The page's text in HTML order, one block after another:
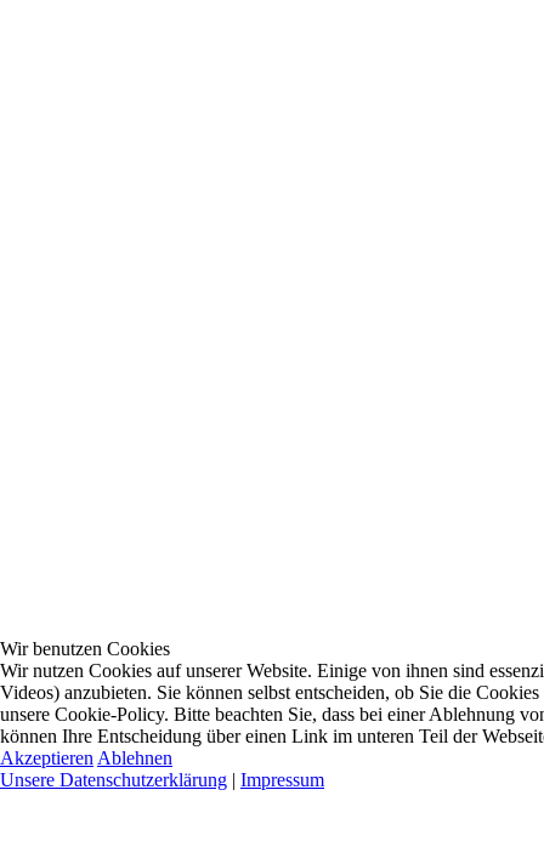
Wir benutzen Cookies
Wir nutzen Cookies auf unserer Website. Einige von ihnen sind
Videos) anzubieten. Sie können selbst entscheiden, ob Sie die
unsere Cookie-Policy. Bitte beachten Sie, dass bei einer Ablehnung
können Ihre Entscheidung über einen Link im unteren Teil der
Akzeptieren Ablehnen
Unsere Datenschutzerklärung | Impressum